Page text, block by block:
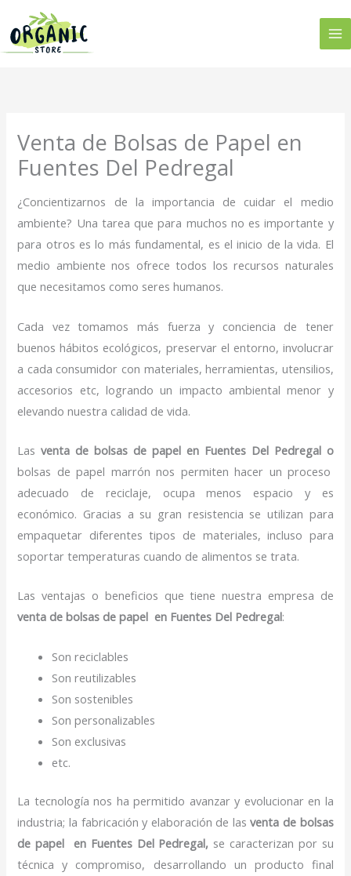
contenido
Venta de Bolsas de Papel en
Fuentes Del Pedregal
¿Concientizarnos de la importancia de cuidar el medio
ambiente? Una tarea que para muchos no es importante y
para otros es lo más fundamental, es el inicio de la vida. El
medio ambiente nos ofrece todos los recursos naturales
que necesitamos como seres humanos.
Cada vez tomamos más fuerza y conciencia de tener
buenos hábitos ecológicos, preservar el entorno, involucrar
a cada consumidor con materiales, herramientas, utensilios,
accesorios etc, logrando un impacto ambiental menor y
elevando nuestra calidad de vida.
Lasventa de bolsas de papel en Fuentes Del Pedregal o
bolsas de papel marrón nos permiten hacer un proceso
adecuado de reciclaje, ocupa menos espacio y es
económico. Gracias a su gran resistencia se utilizan para
empaquetar diferentes tipos de materiales, incluso para
soportar temperaturas cuando de alimentos se trata.
Las ventajas o beneficios que tiene nuestra empresa de
venta de bolsas de papel en Fuentes Del Pedregal:
Son reciclables
Son reutilizables
Son sostenibles
Son personalizables
Son exclusivas
etc.
La tecnología nos ha permitido avanzar y evolucionar en la
industria; la fabricación y elaboración de lasventa de bolsas
de papel en Fuentes Del Pedregal, se caracterizan por su
técnica y compromiso, desarrollando un producto final